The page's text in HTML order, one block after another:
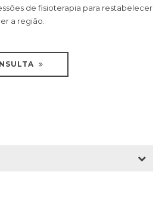
de fisioterapia para restabelecer
a região.